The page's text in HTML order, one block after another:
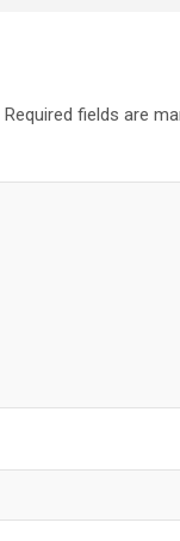
Required fields are